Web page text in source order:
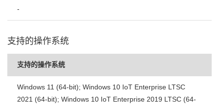
-
支持的操作系统
支持的操作系统
Windows 11 (64-bit); Windows 10 IoT Enterprise LTSC
2021 (64-bit); Windows 10 IoT Enterprise 2019 LTSC (64-